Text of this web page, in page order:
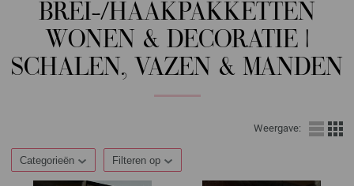
BREI-/HAAKPAKKETTEN
WONEN & DECORATIE |
SCHALEN, VAZEN & MANDEN
Weergave:
Categorieën Filteren op